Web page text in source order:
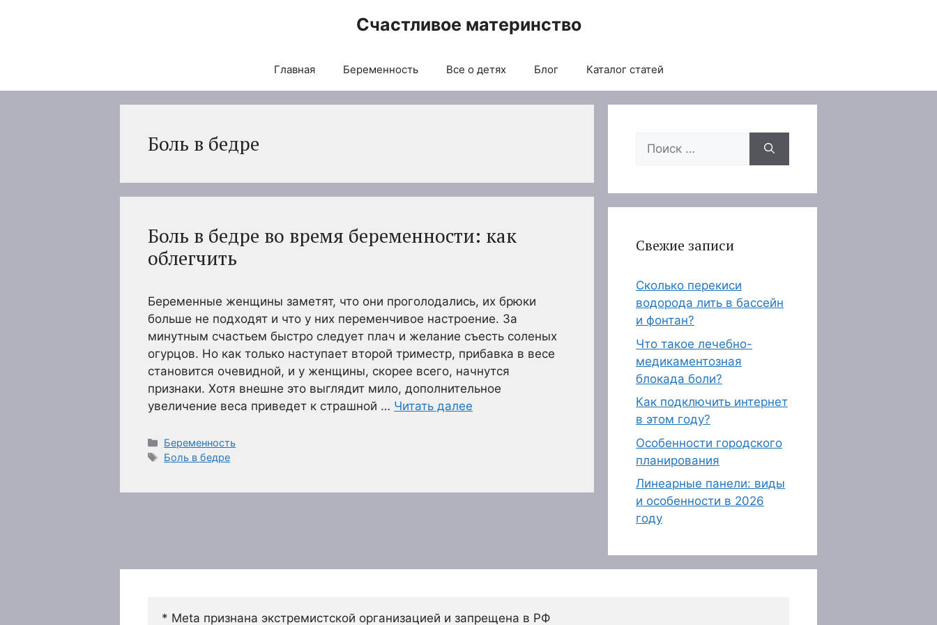
Счастливое материнство
Главная Беременность Все о детях Блог Каталог статей
Боль в бедре
Боль в бедре во время беременности: как
облегчить
Беременные женщины заметят, что они проголодались, их брюки
больше не подходят и что у них переменчивое настроение. За
минутным счастьем быстро следует плач и желание съесть соленых
огурцов. Но как только наступает второй триместр, прибавка в весе
становится очевидной, и у женщины, скорее всего, начнутся
признаки. Хотя внешне это выглядит мило, дополнительное
увеличение веса приведет к страшной … Читать далее
Рубрики
Беременность
Метки
Боль в бедре
Поиск:
Свежие записи
Сколько перекиси
водорода лить в бассейн
и фонтан?
Что такое лечебно-
медикаментозная
блокада боли?
Как подключить интернет
в этом году?
Особенности городского
планирования
Линеарные панели: виды
и особенности в 2026
году
* Meta признана экстремистской организацией и запрещена в РФ